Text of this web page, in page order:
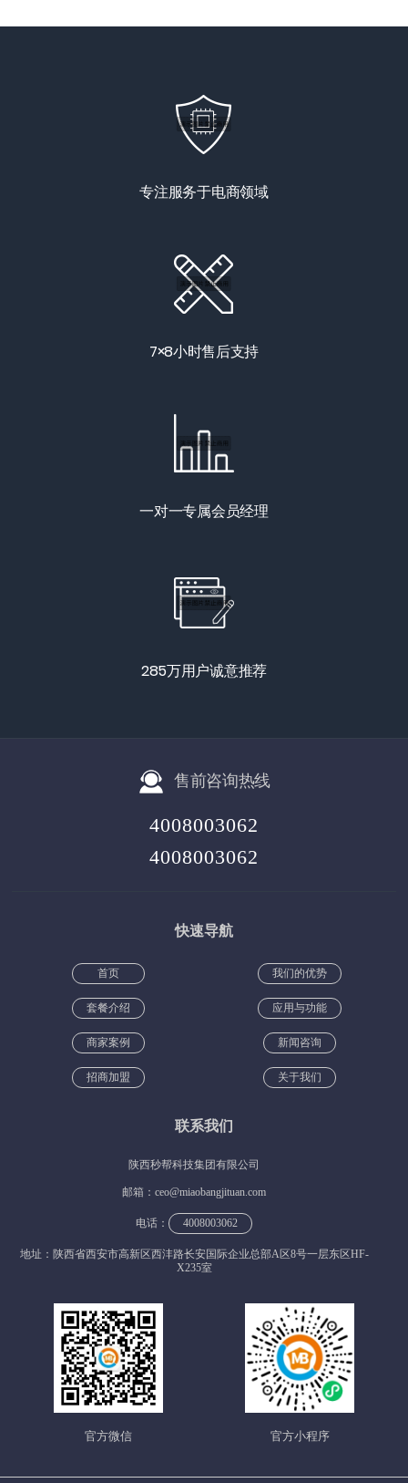
专注服务于电商领域
7×8小时售后支持
一对一专属会员经理
285万用户诚意推荐
售前咨询热线
4008003062
4008003062
快速导航
首页 我们的优势
套餐介绍 应用与功能
商家案例 新闻咨询
招商加盟 关于我们
联系我们
陕西秒帮科技集团有限公司
邮箱：ceo@miaobangjituan.com
电话： 4008003062
地址：陕西省西安市高新区西沣路长安国际企业总部A区8号一层东区HF-
X235室
官方微信 官方小程序